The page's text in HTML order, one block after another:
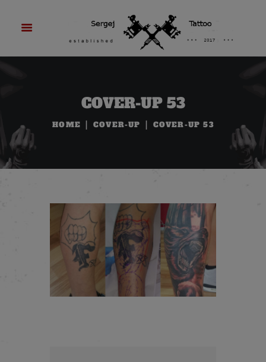
COVER-UP 53
HOME COVER-UP COVER-UP 53